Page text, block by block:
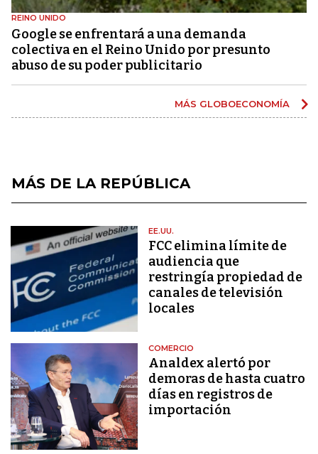
REINO UNIDO
Google se enfrentará a una demanda
colectiva en el Reino Unido por presunto
abuso de su poder publicitario
MÁS GLOBOECONOMÍA
MÁS DE LA REPÚBLICA
EE.UU.
FCC elimina límite de
audiencia que
restringía propiedad de
canales de televisión
locales
COMERCIO
Analdex alertó por
demoras de hasta cuatro
días en registros de
importación